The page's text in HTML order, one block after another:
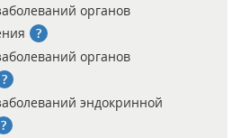
органов
органов
эндокринной